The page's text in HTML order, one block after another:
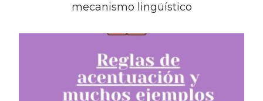
mecanismo lingüístico